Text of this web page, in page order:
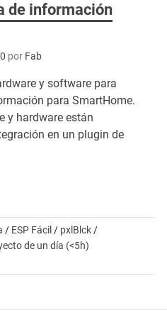
de información
por Fab
y software para
para SmartHome.
y hardware están
en un plugin de
/ ESP Fácil / pxlBlck /
de un día (<5h)